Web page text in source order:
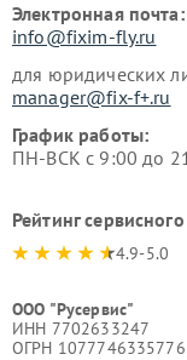
Электронная почта:
info@fixim-fly.ru
для юридических
manager@fix-f+.ru
График работы:
ПН-ВСК с 9:00 до
Рейтинг
4.9-5.0
ООО "Русервис"
ИНН 7702633247
ОГРН 1077746335776